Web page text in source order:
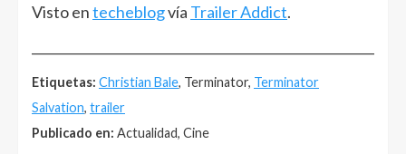
Visto entecheblogvía Trailer Addict.
Etiquetas: Christian Bale, Terminator, Terminator
Salvation, trailer
Publicado en: Actualidad, Cine